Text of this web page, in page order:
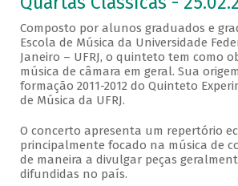
Composto por alunos graduados e
Escola de Música da Universidade
Janeiro – UFRJ, o quinteto tem como
música de câmara em geral. Sua
formação 2011-2012 do Quinteto
de Música da UFRJ.
O concerto apresenta um repertório
principalmente focado na música de
de maneira a divulgar peças
difundidas no país.